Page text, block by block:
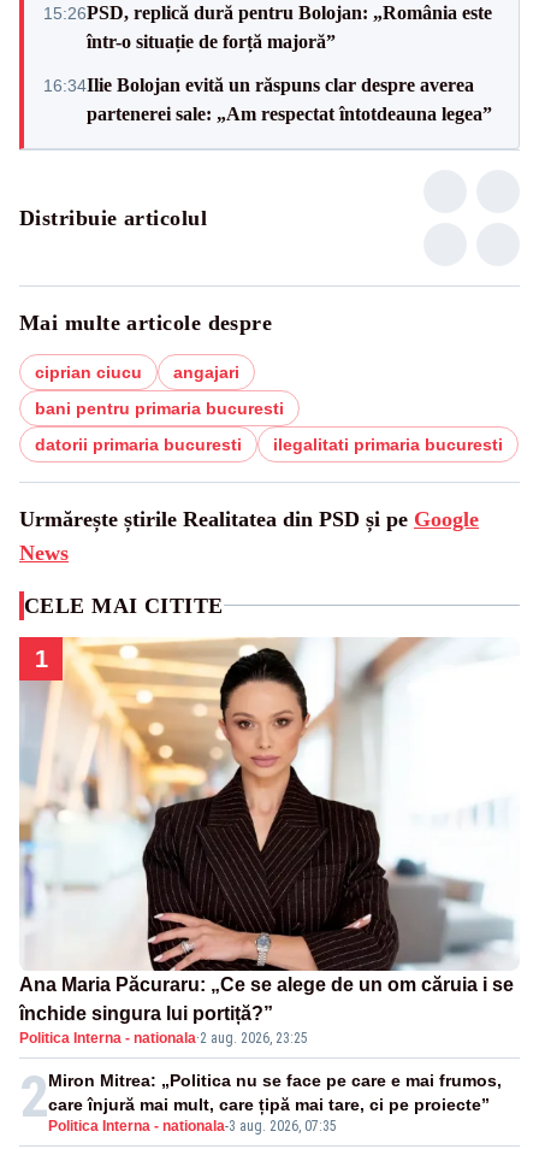
15:26PSD, replică dură pentru Bolojan: „România este
într-o situație de forță majoră”
16:34Ilie Bolojan evită un răspuns clar despre averea
partenerei sale: „Am respectat întotdeauna legea”
Distribuie articolul
Mai multe articole despre
ciprian ciucu
angajari
bani pentru primaria bucuresti
datorii primaria bucuresti
ilegalitati primaria bucuresti
Urmărește știrile Realitatea din PSD și pe Google
News
CELE MAI CITITE
1
Ana Maria Păcuraru: „Ce se alege de un om căruia i se
închide singura lui portiță?”
Politica Interna - nationala·2 aug. 2026, 23:25
2 Politica Interna - nationala-3 aug. 2026, 07:35
Miron Mitrea: „Politica nu se face pe care e mai frumos,
care înjură mai mult, care țipă mai tare, ci pe proiecte”